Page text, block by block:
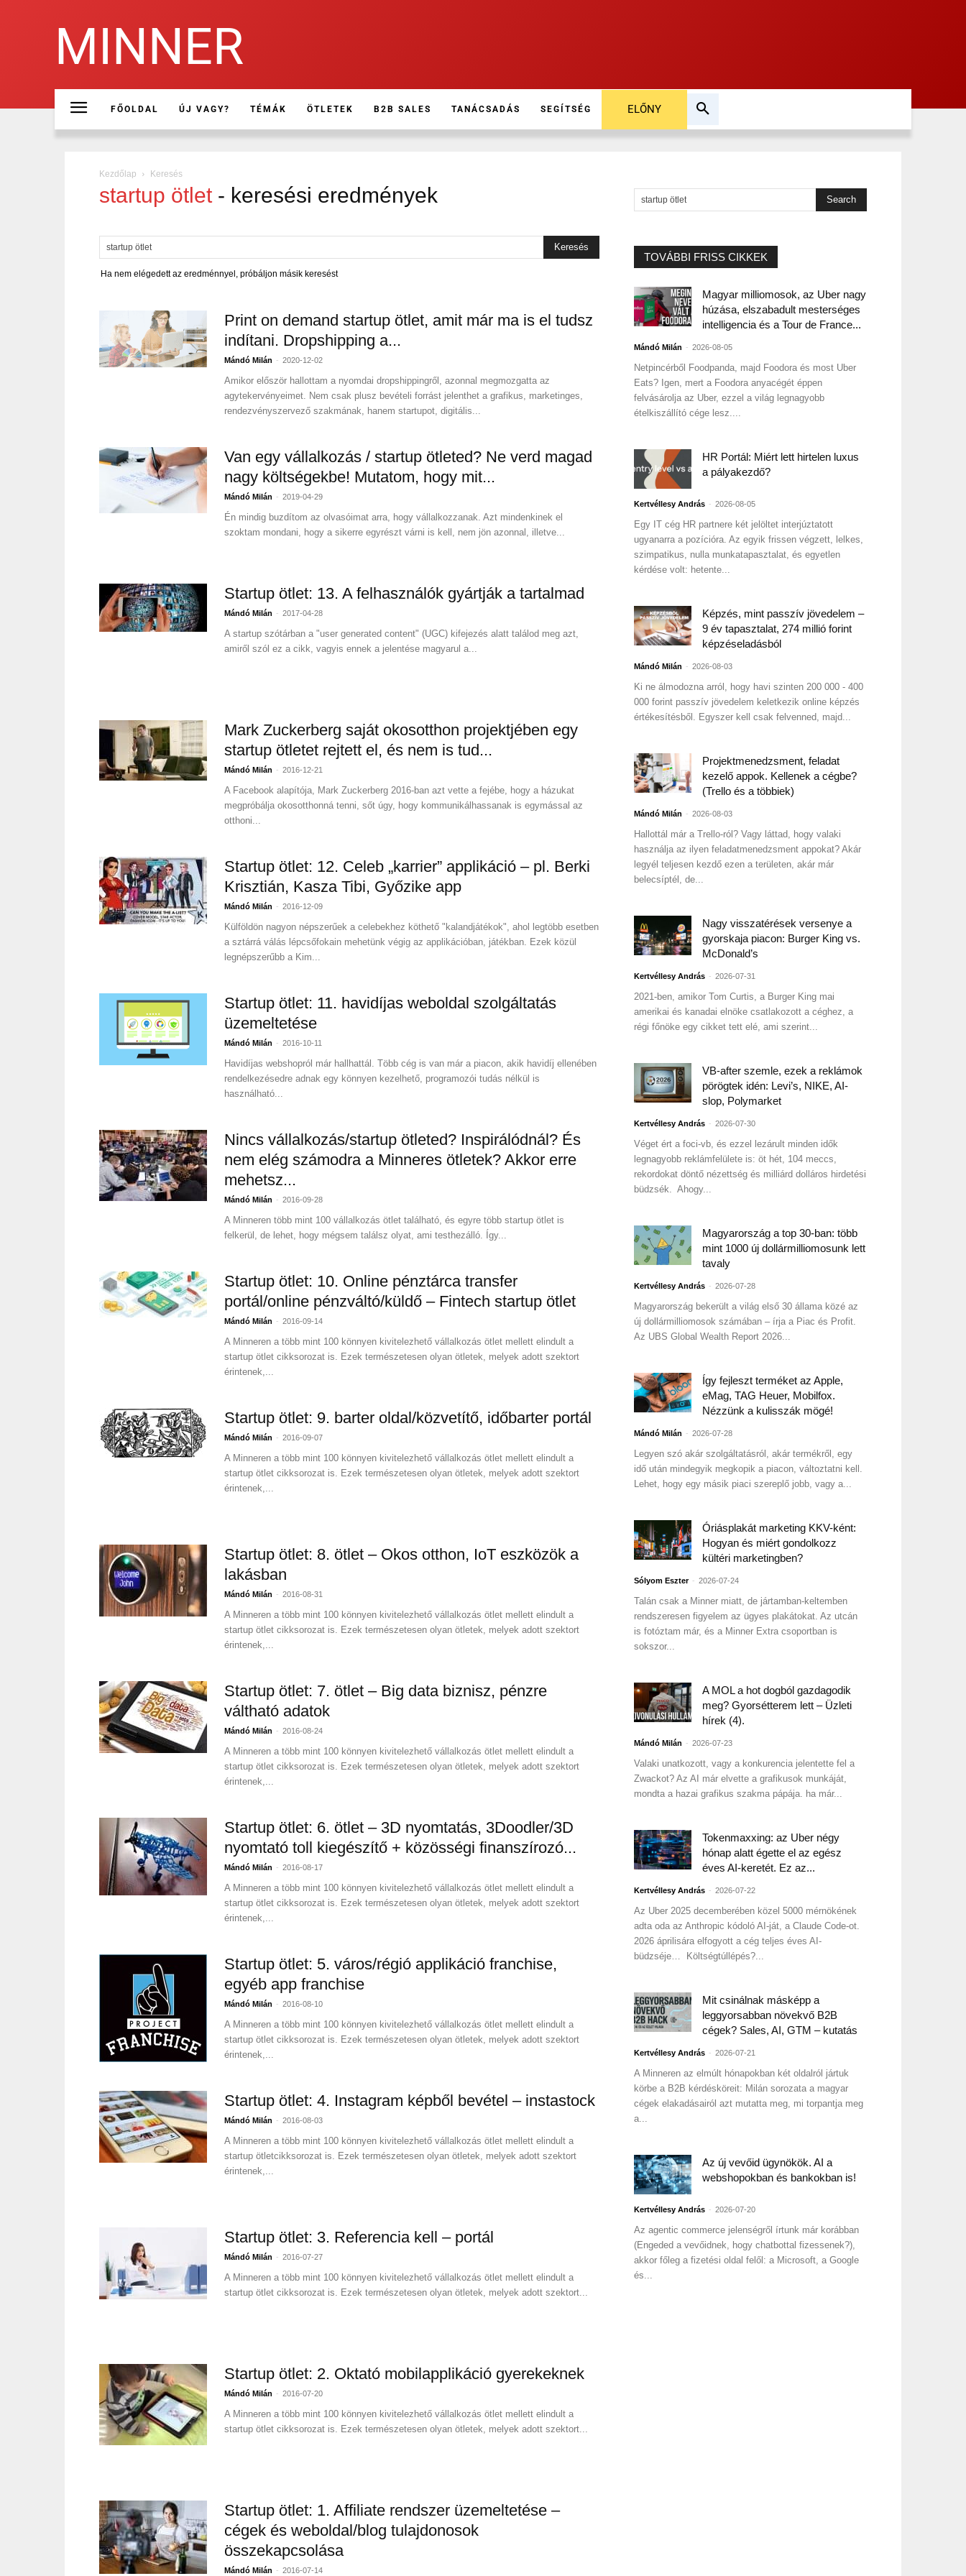
MINNER
FŐOLDAL ÚJ VAGY? TÉMÁK ÖTLETEK B2B SALES TANÁCSADÁS SEGÍTSÉG ELŐNY
Kezdőlap Keresés
startup ötlet - keresési eredmények
Ha nem elégedett az eredménnyel, próbáljon másik keresést
Print on demand startup ötlet, amit már ma is el tudsz
indítani. Dropshipping a...
Mándó Milán - 2020-12-02
Amikor először hallottam a nyomdai dropshippingről, azonnal megmozgatta az
agytekervényeimet. Nem csak plusz bevételi forrást jelenthet a grafikus, marketinges,
rendezvényszervező szakmának, hanem startupot, digitális...
Van egy vállalkozás / startup ötleted? Ne verd magad
nagy költségekbe! Mutatom, hogy mit...
Mándó Milán - 2019-04-29
Én mindig buzdítom az olvasóimat arra, hogy vállalkozzanak. Azt mindenkinek el
szoktam mondani, hogy a sikerre egyrészt várni is kell, nem jön azonnal, illetve...
Startup ötlet: 13. A felhasználók gyártják a tartalmad
Mándó Milán - 2017-04-28
A startup szótárban a "user generated content" (UGC) kifejezés alatt találod meg azt,
amiről szól ez a cikk, vagyis ennek a jelentése magyarul a...
Mark Zuckerberg saját okosotthon projektjében egy
startup ötletet rejtett el, és nem is tud...
Mándó Milán - 2016-12-21
A Facebook alapítója, Mark Zuckerberg 2016-ban azt vette a fejébe, hogy a házukat
megpróbálja okosotthonná tenni, sőt úgy, hogy kommunikálhassanak is egymással az
otthoni...
Startup ötlet: 12. Celeb „karrier” applikáció – pl. Berki
Krisztián, Kasza Tibi, Győzike app
Mándó Milán - 2016-12-09
Külföldön nagyon népszerűek a celebekhez köthető "kalandjátékok", ahol legtöbb esetben
a sztárrá válás lépcsőfokain mehetünk végig az applikációban, játékban. Ezek közül
legnépszerűbb a Kim...
Startup ötlet: 11. havidíjas weboldal szolgáltatás
üzemeltetése
Mándó Milán - 2016-10-11
Havidíjas webshopról már hallhattál. Több cég is van már a piacon, akik havidíj ellenében
rendelkezésedre adnak egy könnyen kezelhető, programozói tudás nélkül is
használható...
Nincs vállalkozás/startup ötleted? Inspirálódnál? És
nem elég számodra a Minneres ötletek? Akkor erre
mehetsz...
Mándó Milán - 2016-09-28
A Minneren több mint 100 vállalkozás ötlet található, és egyre több startup ötlet is
felkerül, de lehet, hogy mégsem találsz olyat, ami testhezálló. Így...
Startup ötlet: 10. Online pénztárca transfer
portál/online pénzváltó/küldő – Fintech startup ötlet
Mándó Milán - 2016-09-14
A Minneren a több mint 100 könnyen kivitelezhető vállalkozás ötlet mellett elindult a
startup ötlet cikksorozat is. Ezek természetesen olyan ötletek, melyek adott szektort
érintenek,...
Startup ötlet: 9. barter oldal/közvetítő, időbarter portál
Mándó Milán - 2016-09-07
A Minneren a több mint 100 könnyen kivitelezhető vállalkozás ötlet mellett elindult a
startup ötlet cikksorozat is. Ezek természetesen olyan ötletek, melyek adott szektort
érintenek,...
Startup ötlet: 8. ötlet – Okos otthon, IoT eszközök a
lakásban
Mándó Milán - 2016-08-31
A Minneren a több mint 100 könnyen kivitelezhető vállalkozás ötlet mellett elindult a
startup ötlet cikksorozat is. Ezek természetesen olyan ötletek, melyek adott szektort
érintenek,...
Startup ötlet: 7. ötlet – Big data biznisz, pénzre
váltható adatok
Mándó Milán - 2016-08-24
A Minneren a több mint 100 könnyen kivitelezhető vállalkozás ötlet mellett elindult a
startup ötlet cikksorozat is. Ezek természetesen olyan ötletek, melyek adott szektort
érintenek,...
Startup ötlet: 6. ötlet – 3D nyomtatás, 3Doodler/3D
nyomtató toll kiegészítő + közösségi finanszírozó...
Mándó Milán - 2016-08-17
A Minneren a több mint 100 könnyen kivitelezhető vállalkozás ötlet mellett elindult a
startup ötlet cikksorozat is. Ezek természetesen olyan ötletek, melyek adott szektort
érintenek,...
Startup ötlet: 5. város/régió applikáció franchise,
egyéb app franchise
Mándó Milán - 2016-08-10
A Minneren a több mint 100 könnyen kivitelezhető vállalkozás ötlet mellett elindult a
startup ötlet cikksorozat is. Ezek természetesen olyan ötletek, melyek adott szektort
érintenek,...
Startup ötlet: 4. Instagram képből bevétel – instastock
Mándó Milán - 2016-08-03
A Minneren a több mint 100 könnyen kivitelezhető vállalkozás ötlet mellett elindult a
startup ötletcikksorozat is. Ezek természetesen olyan ötletek, melyek adott szektort
érintenek,...
Startup ötlet: 3. Referencia kell – portál
Mándó Milán - 2016-07-27
A Minneren a több mint 100 könnyen kivitelezhető vállalkozás ötlet mellett elindult a
startup ötlet cikksorozat is. Ezek természetesen olyan ötletek, melyek adott szektort...
Startup ötlet: 2. Oktató mobilapplikáció gyerekeknek
Mándó Milán - 2016-07-20
A Minneren a több mint 100 könnyen kivitelezhető vállalkozás ötlet mellett elindult a
startup ötlet cikksorozat is. Ezek természetesen olyan ötletek, melyek adott szektort...
Startup ötlet: 1. Affiliate rendszer üzemeltetése –
cégek és weboldal/blog tulajdonosok
összekapcsolása
Mándó Milán - 2016-07-14
TOVÁBBI FRISS CIKKEK
Magyar milliomosok, az Uber nagy
húzása, elszabadult mesterséges
intelligencia és a Tour de France...
Mándó Milán - 2026-08-05
Netpincérből Foodpanda, majd Foodora és most Uber
Eats? Igen, mert a Foodora anyacégét éppen
felvásárolja az Uber, ezzel a világ legnagyobb
ételkiszállító cége lesz....
HR Portál: Miért lett hirtelen luxus
a pályakezdő?
Kertvéllesy András - 2026-08-05
Egy IT cég HR partnere két jelöltet interjúztatott
ugyanarra a pozícióra. Az egyik frissen végzett, lelkes,
szimpatikus, nulla munkatapasztalat, és egyetlen
kérdése volt: hetente...
Képzés, mint passzív jövedelem –
9 év tapasztalat, 274 millió forint
képzéseladásból
Mándó Milán - 2026-08-03
Ki ne álmodozna arról, hogy havi szinten 200 000 - 400
000 forint passzív jövedelem keletkezik online képzés
értékesítésből. Egyszer kell csak felvenned, majd...
Projektmenedzsment, feladat
kezelő appok. Kellenek a cégbe?
(Trello és a többiek)
Mándó Milán - 2026-08-03
Hallottál már a Trello-ról? Vagy láttad, hogy valaki
használja az ilyen feladatmenedzsment appokat? Akár
legyél teljesen kezdő ezen a területen, akár már
belecsíptél, de...
Nagy visszatérések versenye a
gyorskaja piacon: Burger King vs.
McDonald’s
Kertvéllesy András - 2026-07-31
2021-ben, amikor Tom Curtis, a Burger King mai
amerikai és kanadai elnöke csatlakozott a céghez, a
régi főnöke egy cikket tett elé, ami szerint...
VB-after szemle, ezek a reklámok
pörögtek idén: Levi’s, NIKE, AI-
slop, Polymarket
Kertvéllesy András - 2026-07-30
Véget ért a foci-vb, és ezzel lezárult minden idők
legnagyobb reklámfelülete is: öt hét, 104 meccs,
rekordokat döntő nézettség és milliárd dolláros hirdetési
büdzsék. Ahogy...
Magyarország a top 30-ban: több
mint 1000 új dollármilliomosunk lett
tavaly
Kertvéllesy András - 2026-07-28
Magyarország bekerült a világ első 30 állama közé az
új dollármilliomosok számában – írja a Piac és Profit.
Az UBS Global Wealth Report 2026...
Így fejleszt terméket az Apple,
eMag, TAG Heuer, Mobilfox.
Nézzünk a kulisszák mögé!
Mándó Milán - 2026-07-28
Legyen szó akár szolgáltatásról, akár termékről, egy
idő után mindegyik megkopik a piacon, változtatni kell.
Lehet, hogy egy másik piaci szereplő jobb, vagy a...
Óriásplakát marketing KKV-ként:
Hogyan és miért gondolkozz
kültéri marketingben?
Sólyom Eszter - 2026-07-24
Talán csak a Minner miatt, de jártamban-keltemben
rendszeresen figyelem az ügyes plakátokat. Az utcán
is fotóztam már, és a Minner Extra csoportban is
sokszor...
A MOL a hot dogból gazdagodik
meg? Gyorsétterem lett – Üzleti
hírek (4).
Mándó Milán - 2026-07-23
Valaki unatkozott, vagy a konkurencia jelentette fel a
Zwackot? Az AI már elvette a grafikusok munkáját,
mondta a hazai grafikus szakma pápája. ha már...
Tokenmaxxing: az Uber négy
hónap alatt égette el az egész
éves AI-keretét. Ez az...
Kertvéllesy András - 2026-07-22
Az Uber 2025 decemberében közel 5000 mérnökének
adta oda az Anthropic kódoló AI-ját, a Claude Code-ot.
2026 áprilisára elfogyott a cég teljes éves AI-
büdzséje… Költségtúllépés?...
Mit csinálnak másképp a
leggyorsabban növekvő B2B
cégek? Sales, AI, GTM – kutatás
Kertvéllesy András - 2026-07-21
A Minneren az elmúlt hónapokban két oldalról jártuk
körbe a B2B kérdésköreit: Milán sorozata a magyar
cégek elakadásairól azt mutatta meg, mi torpantja meg
a...
Az új vevőid ügynökök. AI a
webshopokban és bankokban is!
Kertvéllesy András - 2026-07-20
Az agentic commerce jelenségről írtunk már korábban
(Engeded a vevőidnek, hogy chatbottal fizessenek?),
akkor főleg a fizetési oldal felől: a Microsoft, a Google
és...